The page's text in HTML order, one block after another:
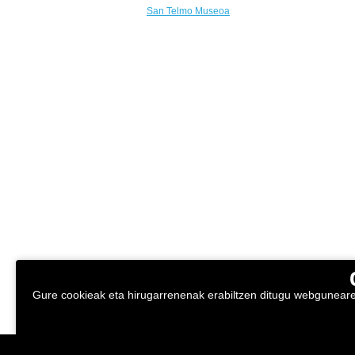
San Telmo Museoa
Gure cookieak eta hirugarrenenak erabiltzen ditugu